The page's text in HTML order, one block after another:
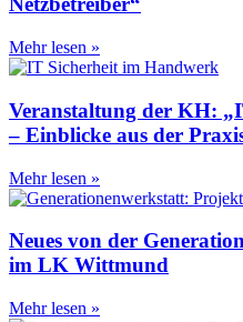
Mehr lesen »
Veranstaltung der KH:
– Einblicke aus der
Mehr lesen »
Neues von der
im LK Wittmund
Mehr lesen »